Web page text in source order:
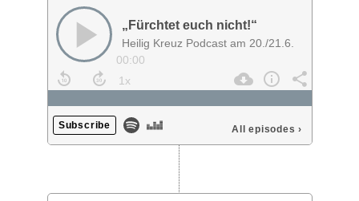
„Fürchtet euch nicht!“
Heilig Kreuz Podcast am 20./21.6.
00:00
Subscribe All episodes ›